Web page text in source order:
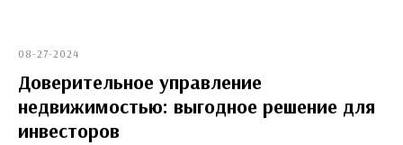
08-27-2024
Доверительное управление
недвижимостью: выгодное решение для
инвесторов